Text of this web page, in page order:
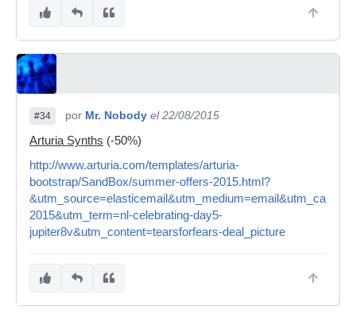
#34 por Mr. Nobody el 22/08/2015
Arturia Synths (-50%)
http://www.arturia.com/templates/arturia-
bootstrap/SandBox/summer-offers-2015.html?
2015&utm_term=nl-celebrating-day5-
jupiter8v&utm_content=tearsforfears-deal_picture